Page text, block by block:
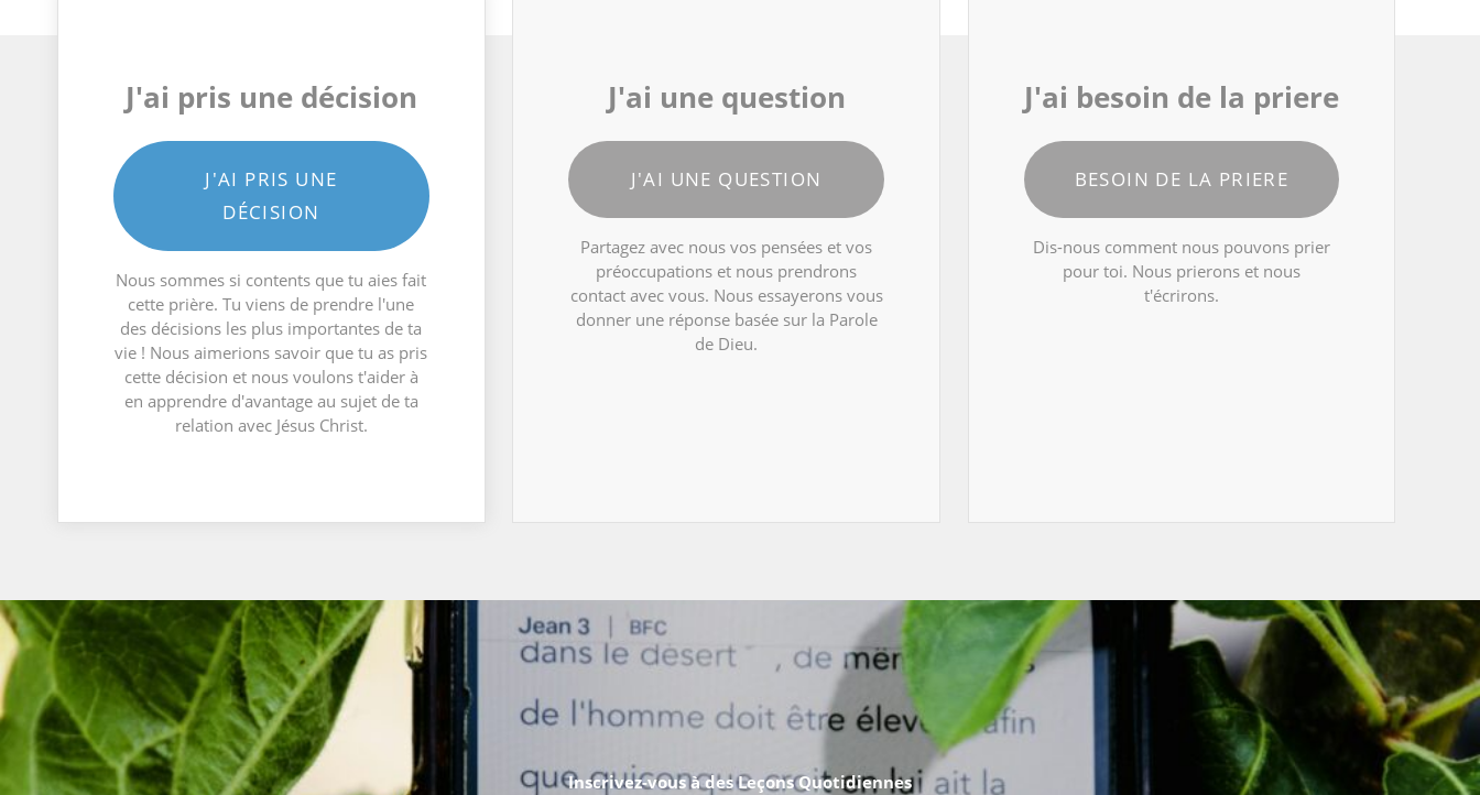
J'ai pris une décision
J'AI PRIS UNE
DÉCISION
Nous sommes si contents que tu aies fait
cette prière. Tu viens de prendre l'une
des décisions les plus importantes de ta
vie ! Nous aimerions savoir que tu as pris
cette décision et nous voulons t'aider à
en apprendre d'avantage au sujet de ta
relation avec Jésus Christ.
J'ai une question
J'AI UNE QUESTION
Partagez avec nous vos pensées et vos
préoccupations et nous prendrons
contact avec vous. Nous essayerons vous
donner une réponse basée sur la Parole
de Dieu.
J'ai besoin de la priere
BESOIN DE LA PRIERE
Dis-nous comment nous pouvons prier
pour toi. Nous prierons et nous
t'écrirons.
Inscrivez-vous à des Leçons Quotidiennes